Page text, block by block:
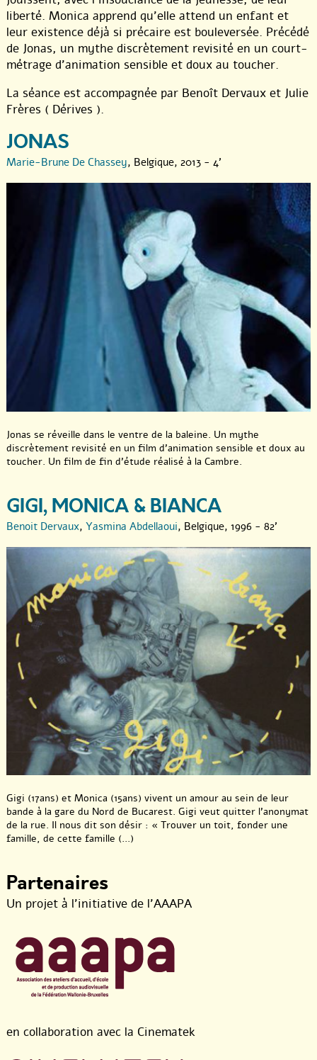
liberté. Monica apprend qu’elle attend un enfant et
leur existence déjà si précaire est bouleversée. Précédé
de Jonas, un mythe discrètement revisité en un court-
métrage d’animation sensible et doux au toucher.
La séance est accompagnée par Benoît Dervaux et Julie
Frères ( Dérives ).
JONAS
Marie-Brune De Chassey, Belgique, 2013 - 4'
Jonas se réveille dans le ventre de la baleine. Un mythe
discrètement revisité en un film d’animation sensible et doux au
toucher. Un film de fin d’étude réalisé à la Cambre.
GIGI, MONICA & BIANCA
Benoit Dervaux, Yasmina Abdellaoui, Belgique, 1996 - 82'
Gigi (17ans) et Monica (15ans) vivent un amour au sein de leur
bande à la gare du Nord de Bucarest. Gigi veut quitter l’anonymat
de la rue. Il nous dit son désir : « Trouver un toit, fonder une
famille, de cette famille (...)
Partenaires
Un projet à l’initiative de l’AAAPA
en collaboration avec la Cinematek